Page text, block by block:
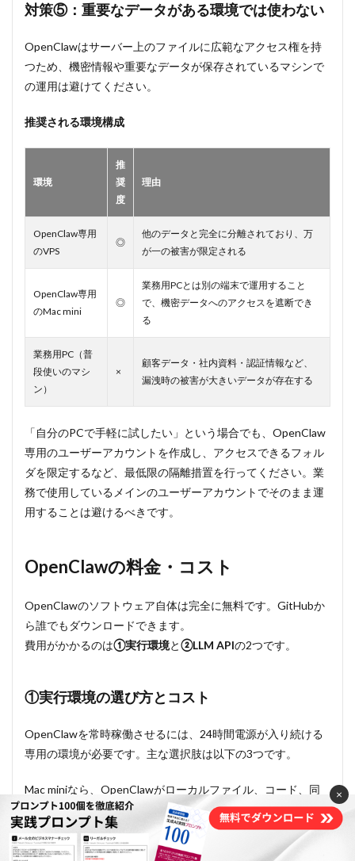
対策⑤：重要なデータがある環境では使わない
OpenClawはサーバー上のファイルに広範なアクセス権を持
つため、機密情報や重要なデータが保存されているマシンで
の運用は避けてください。
推奨される環境構成
環境
推
奨
度
理由
OpenClaw専用
のVPS
◎
他のデータと完全に分離されており、万
が一の被害が限定される
OpenClaw専用
のMac mini
◎
業務用PCとは別の端末で運用すること
で、機密データへのアクセスを遮断でき
る
業務用PC（普
段使いのマシ
ン）
×
顧客データ・社内資料・認証情報など、
漏洩時の被害が大きいデータが存在する
「自分のPCで手軽に試したい」という場合でも、OpenClaw
専用のユーザーアカウントを作成し、アクセスできるフォル
ダを限定するなど、最低限の隔離措置を行ってください。業
務で使用しているメインのユーザーアカウントでそのまま運
用することは避けるべきです。
OpenClawの料金・コスト
OpenClawのソフトウェア自体は完全に無料です。GitHubか
ら誰でもダウンロードできます。
費用がかかるのは①実行環境と②LLM APIの2つです。
①実行環境の選び方とコスト
OpenClawを常時稼働させるには、24時間電源が入り続ける
専用の環境が必要です。主な選択肢は以下の3つです。
Mac miniなら、OpenClawがローカルファイル、コード、同
一ネットワーク上の機器に直接アクセスできます。VPSの場
合、OpenClawはインターネット上の隔離されたサーバーで
動作するため、手元のPCのファイルやネットワーク機器には
×